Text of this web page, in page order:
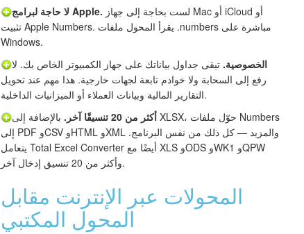
لا حاجة لبرامج Apple.
تثبيت Apple Numbers. يقرأ المحول ملفات .numbers مباشرة على
Windows.
الخصوصية. تبقى جداول بياناتك على جهاز الكمبيوتر الخاص بك. لا
رفع إلى السحابة ولا خوادم تابعة لجهات خارجية. هذا مهم عند تحويل
التقارير المالية وبيانات العملاء أو الميزانيات الداخلية.
أكثر من 20 تنسيقًا آخر.
بالإضافة إلى XLSX، حوّل ملفات Numbers
إلى PDF وCSV وHTML وXML والمزيد — كل ذلك من نفس البرنامج.
يتعامل Total Excel Converter أيضًا مع XLS وODS وWK1 وQPW
وأكثر من 20 تنسيق إدخال آخر.
المحولات عبر الإنترنت مقابل
المحول المكتبي